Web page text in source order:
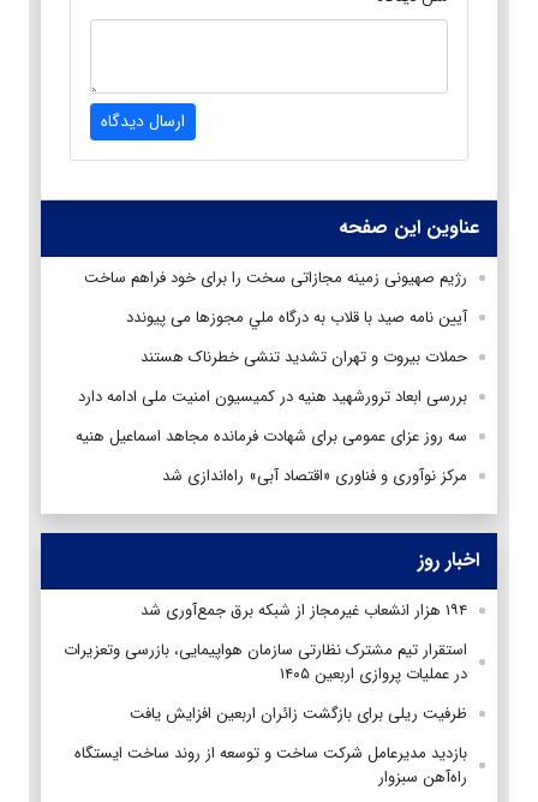
ارسال دیدگاه
عناوین این صفحه
رژیم صهیونی زمینه‌ مجازاتی سخت را برای خود فراهم ساخت
آيين نامه صيد با قلاب به درگاه ملي مجوزها می پیوندد
حملات بیروت و تهران تشدید تنشی خطرناک هستند
بررسی ابعاد ترورشهید هنیه در‌ کمیسیون امنیت ملی ادامه دارد
سه روز عزای عمومی برای شهادت فرمانده مجاهد اسماعیل هنیه
مرکز نوآوری و فناوری «اقتصاد آبی» راه‌اندازی شد
اخبار روز
۱۹۴ هزار انشعاب غیرمجاز از شبکه برق جمع‌آوری شد
استقرار تیم مشترک نظارتی سازمان هواپیمایی، بازرسی وتعزیرات
در عملیات پروازی اربعین ۱۴۰۵
ظرفیت ریلی برای بازگشت زائران اربعین افزایش یافت
بازدید مدیرعامل شرکت ساخت و توسعه از روند ساخت ایستگاه
راه‌آهن سبزوار